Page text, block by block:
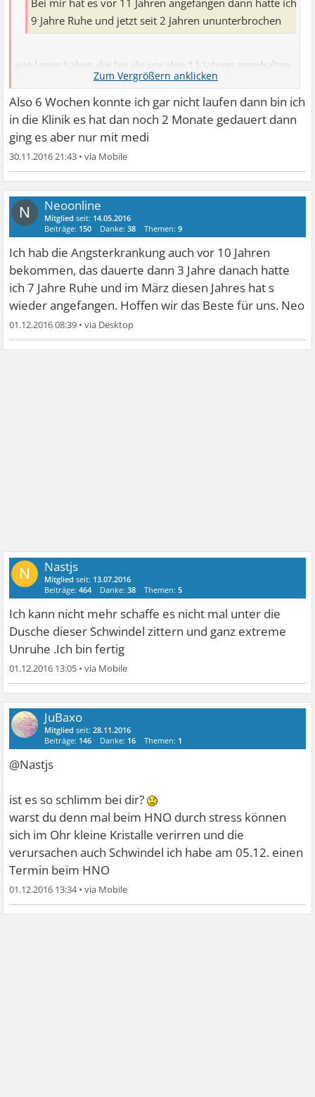
Bei mir hat es vor 11 Jahren angefangen dann hatte ich
9 Jahre Ruhe und jetzt seit 2 Jahren ununterbrochen
wie lange haben die bei dir vor den 11 Jahren angehalten
also die Panikattacken auch über Jahre?
Also 6 Wochen konnte ich gar nicht laufen dann bin ich
in die Klinik es hat dan noch 2 Monate gedauert dann
ging es aber nur mit medi
30.11.2016 21:43 •
N Neoonline
Mitglied seit: 14.05.2016
Beiträge: 150 Danke:38 Themen:9
Ich hab die Angsterkrankung auch vor 10 Jahren
bekommen, das dauerte dann 3 Jahre danach hatte
ich 7 Jahre Ruhe und im März diesen Jahres hat s
wieder angefangen. Hoffen wir das Beste für uns. Neo
01.12.2016 08:39 •
N Nastjs
Mitglied seit: 13.07.2016
Beiträge:464 Danke:38 Themen:5
Ich kann nicht mehr schaffe es nicht mal unter die
Dusche dieser Schwindel zittern und ganz extreme
Unruhe .Ich bin fertig
01.12.2016 13:05 •
JuBaxo
Mitglied seit:28.11.2016
Beiträge: 146 Danke: 16 Themen: 1
@Nastjs
ist es so schlimm bei dir?
warst du denn mal beim HNO durch stress können
sich im Ohr kleine Kristalle verirren und die
verursachen auch Schwindel ich habe am 05.12. einen
Termin beim HNO
01.12.2016 13:34•